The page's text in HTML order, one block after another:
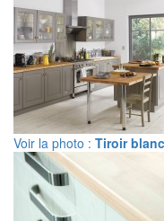
Voir la photo : Tiroir